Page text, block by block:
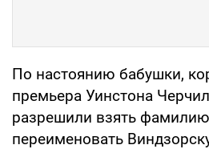
По настоянию бабушки,
премьера Уинстона
разрешили взять
переименовать